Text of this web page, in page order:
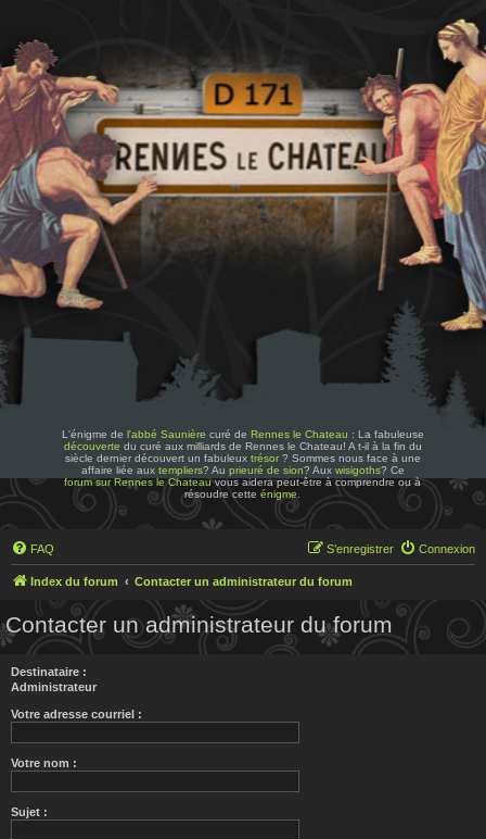
L'énigme de l'abbé Saunière curé de Rennes le Chateau : La fabuleuse
découverte du curé aux milliards de Rennes le Chateau! A t-il à la fin du
siècle dernier découvert un fabuleux trésor? Sommes nous face à une
affaire liée aux templiers? Au prieuré de sion? Aux wisigoths? Ce
forum sur Rennes le Chateauvous aidera peut-être à comprendre ou à
résoudre cetteénigme
FAQ Connexion
S’enregistrer
Index du forum Contacter un administrateur du forum
Contacter un administrateur du forum
Destinataire :
Administrateur
Votre adresse courriel :
Votre nom :
Sujet :